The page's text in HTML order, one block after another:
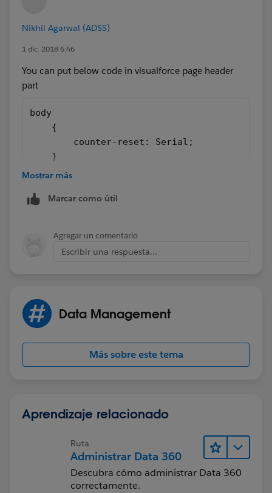
Nikhil Agarwal (ADSS)
1 dic. 2018 6:46
You can put below code in visualforce page header
part
body
    {
        counter-reset: Serial;
    }
table.table2 tr td.product:first-
      counter-increment: Serial;
<td class="product"></td>
Mostrar más
Marcar como útil
Agregar un comentario
Escribir una respuesta...
Data Management
Más sobre este tema
Aprendizaje relacionado
Ruta
Administrar Data 360
Descubra cómo administrar Data 360
correctamente.